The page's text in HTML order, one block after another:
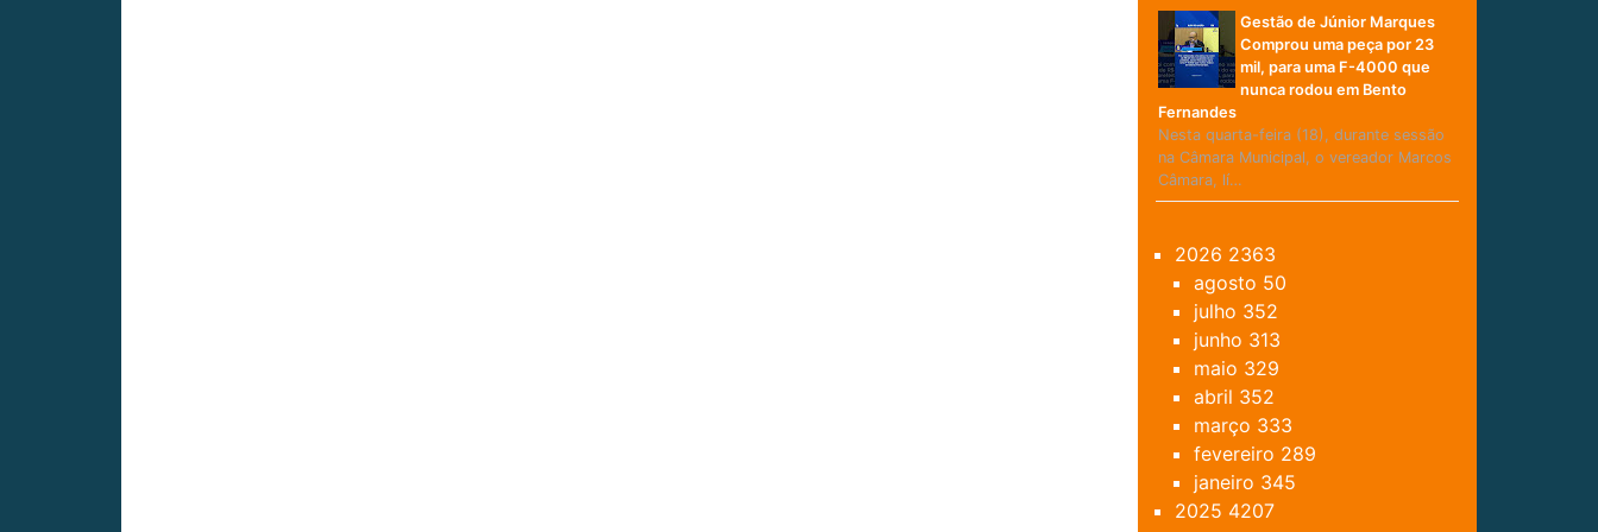
Gestão de Júnior Marques
Comprou uma peça por 23
mil, para uma F-4000 que
nunca rodou em Bento
Fernandes
Nesta quarta-feira (18), durante sessão
na Câmara Municipal, o vereador Marcos
Câmara, lí…
2026 2363
agosto 50
julho 352
junho 313
maio 329
abril 352
março 333
fevereiro 289
janeiro 345
2025 4207